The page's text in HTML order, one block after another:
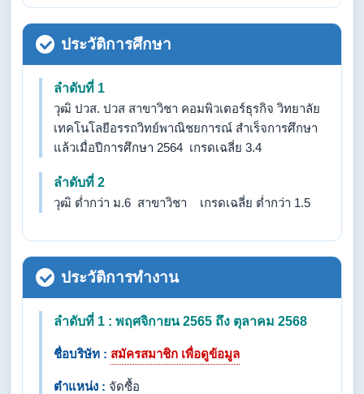
ประวัติการศึกษา
ลำดับที่ 1
วุฒิ ปวส. ปวส สาขาวิชา คอมพิวเตอร์ธุรกิจ วิทยาลัย
เทคโนโลยีอรรถวิทย์พาณิชยการณ์ สำเร็จการศึกษา
แล้วเมื่อปีการศึกษา 2564 เกรดเฉลี่ย 3.4
ลำดับที่ 2
วุฒิ ต่ำกว่า ม.6 สาขาวิชา เกรดเฉลี่ย ต่ำกว่า 1.5
ประวัติการทำงาน
ลำดับที่ 1 : พฤศจิกายน 2565 ถึง ตุลาคม 2568
ชื่อบริษัท : สมัครสมาชิก เพื่อดูข้อมูล
ตำแหน่ง : จัดซื้อ